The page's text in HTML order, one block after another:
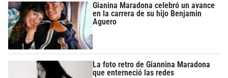
Gianina Maradona celebró un avance
en la carrera de su hijo Benjamin
Aguero
La foto retro de Giannina Maradona
que enterneció las redes